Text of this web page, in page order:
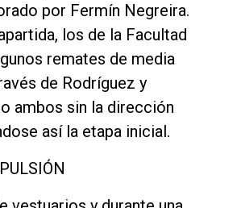
por Fermín Negreira.
los de la Facultad
remates de media
de Rodríguez y
ambos sin la dirección
así la etapa inicial.